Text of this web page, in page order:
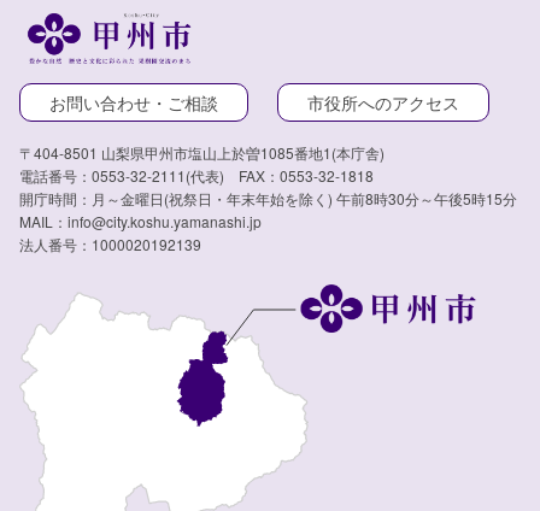
お問い合わせ・ご相談 市役所へのアクセス
〒404-8501 山梨県甲州市塩山上於曽1085番地1(本庁舎)
電話番号：0553-32-2111(代表) FAX：0553-32-1818
開庁時間：月～金曜日(祝祭日・年末年始を除く) 午前8時30分～午後5時15分
MAIL：info@city.koshu.yamanashi.jp
法人番号：1000020192139